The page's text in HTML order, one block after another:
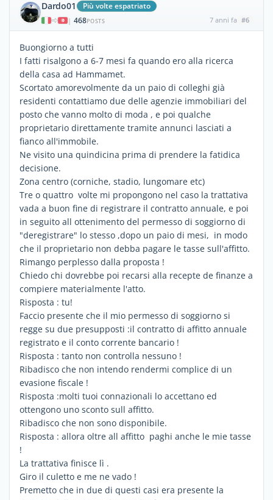
Dardo01 Più volte espatriato
| 468POSTS 7 anni fa #6
Buongiorno a tutti
I fatti risalgono a 6-7 mesi fa quando ero alla ricerca
della casa ad Hammamet.
Scortato amorevolmente da un paio di colleghi già
residenti contattiamo due delle agenzie immobiliari del
posto che vanno molto di moda , e poi qualche
proprietario direttamente tramite annunci lasciati a
fianco all'immobile.
Ne visito una quindicina prima di prendere la fatidica
decisione.
Zona centro (corniche, stadio, lungomare etc)
Tre o quattro volte mi propongono nel caso la trattativa
vada a buon fine di registrare il contratto annuale, e poi
in seguito all ottenimento del permesso di soggiorno di
"deregistrare" lo stesso ,dopo un paio di mesi, in modo
che il proprietario non debba pagare le tasse sull'affitto.
Rimango perplesso dalla proposta !
Chiedo chi dovrebbe poi recarsi alla recepte de finanze a
compiere materialmente l'atto.
Risposta : tu!
Faccio presente che il mio permesso di soggiorno si
regge su due presupposti :il contratto di affitto annuale
registrato e il conto corrente bancario !
Risposta : tanto non controlla nessuno !
Ribadisco che non intendo rendermi complice di un
evasione fiscale !
Risposta :molti tuoi connazionali lo accettano ed
ottengono uno sconto sull affitto.
Ribadisco che non sono disponibile.
Risposta : allora oltre all affitto paghi anche le mie tasse
!
La trattativa finisce lì .
Giro il culetto e me ne vado !
Premetto che in due di questi casi era presente la